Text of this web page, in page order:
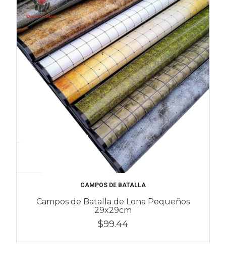
CAMPOS DE BATALLA
Campos de Batalla de Lona Pequeños
29x29cm
$99.44